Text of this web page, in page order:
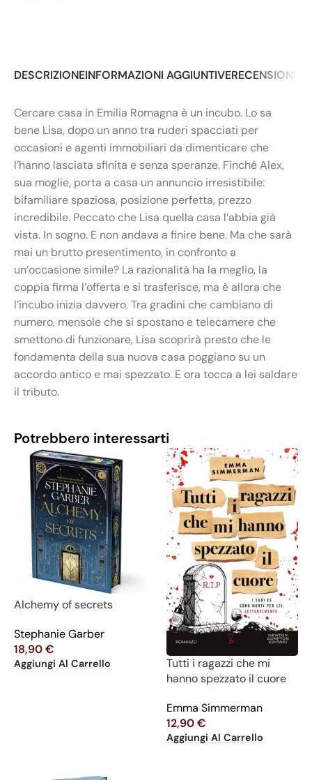
DESCRIZIONEINFORMAZIONI AGGIUNTIVERECENSIONI
Cercare casa in Emilia Romagna è un incubo. Lo sa
bene Lisa, dopo un anno tra ruderi spacciati per
occasioni e agenti immobiliari da dimenticare che
l’hanno lasciata sfinita e senza speranze. Finché Alex,
sua moglie, porta a casa un annuncio irresistibile:
bifamiliare spaziosa, posizione perfetta, prezzo
incredibile. Peccato che Lisa quella casa l’abbia già
vista. In sogno. E non andava a finire bene. Ma che sarà
mai un brutto presentimento, in confronto a
un’occasione simile? La razionalità ha la meglio, la
coppia firma l’offerta e si trasferisce, ma è allora che
l’incubo inizia davvero. Tra gradini che cambiano di
numero, mensole che si spostano e telecamere che
smettono di funzionare, Lisa scoprirà presto che le
fondamenta della sua nuova casa poggiano su un
accordo antico e mai spezzato. E ora tocca a lei saldare
il tributo.
Potrebbero interessarti
Alchemy of secrets
Stephanie Garber
18,90€
Aggiungi Al Carrello
Tutti i ragazzi che mi
hanno spezzato il cuore
Emma Simmerman
12,90€
Aggiungi Al Carrello